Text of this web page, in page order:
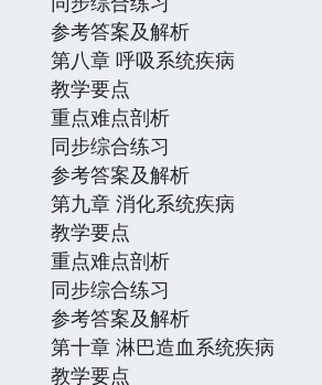
参考答案及解析
第八章 呼吸系统疾病
教学要点
重点难点剖析
同步综合练习
参考答案及解析
第九章 消化系统疾病
教学要点
重点难点剖析
同步综合练习
参考答案及解析
第十章 淋巴造血系统疾病
教学要点